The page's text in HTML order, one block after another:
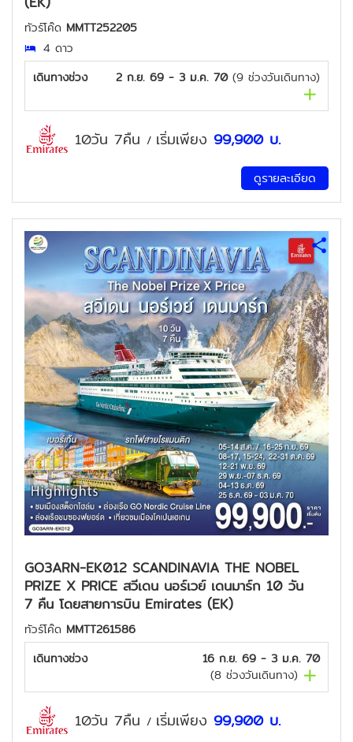
ทัวร์โค๊ด MMTT252205
4 ดาว
เดินทางช่วง
2 ก.ย. 69 - 3 ม.ค. 70 (9 ช่วงวันเดินทาง)
10วัน 7คืน / เริ่มเพียง 99,900 บ.
ดูรายละเอียด
GO3ARN-EK012 SCANDINAVIA THE NOBEL
PRIZE X PRICE สวีเดน นอร์เวย์ เดนมาร์ก 10 วัน
7 คืน โดยสายการบิน Emirates (EK)
ทัวร์โค๊ด MMTT261586
เดินทางช่วง
16 ก.ย. 69 - 3 ม.ค. 70
(8 ช่วงวันเดินทาง)
10วัน 7คืน / เริ่มเพียง 99,900 บ.